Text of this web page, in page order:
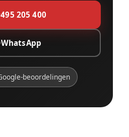
205 400
WhatsApp
beoordelingen